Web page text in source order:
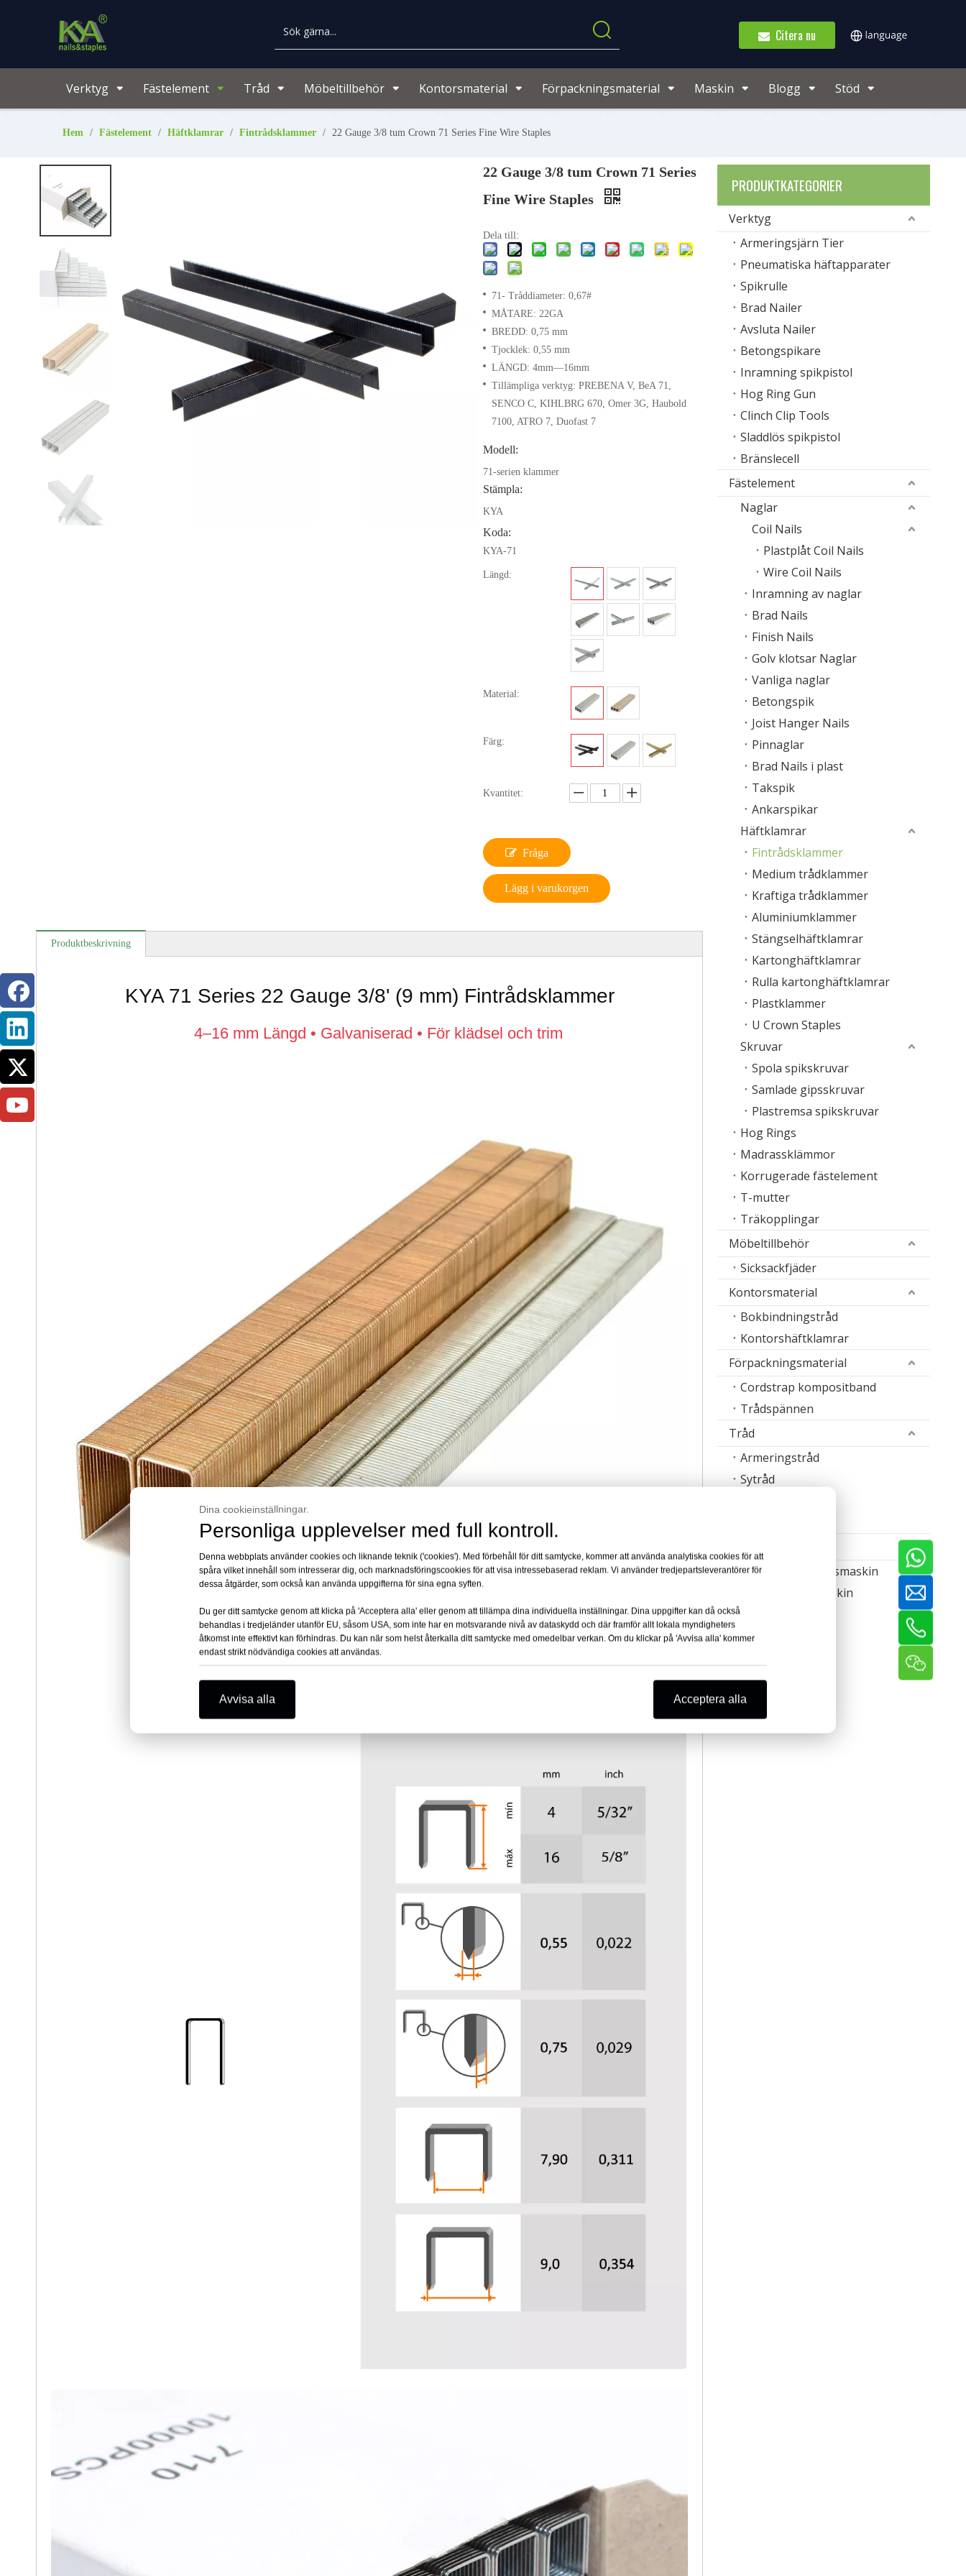
Citera nu
Verktyg Fästelement Tråd Möbeltillbehör Kontorsmaterial Förpackningsmaterial Maskin Blogg Stöd
Hem / Fästelement / Häftklamrar / Fintrådsklammer / 22 Gauge 3/8 tum Crown 71 Series Fine Wire Staples
22 Gauge 3/8 tum Crown 71 Series
Fine Wire Staples
Dela till:
71- Tråddiameter: 0,67#
MÅTARE: 22GA
BREDD: 0,75 mm
Tjocklek: 0,55 mm
LÄNGD: 4mm—16mm
Tillämpliga verktyg: PREBENA V, BeA 71,
SENCO C, KIHLBRG 670, Omer 3G, Haubold
7100, ATRO 7, Duofast 7
Modell:
71-serien klammer
Stämpla:
KYA
Koda:
KYA-71
Längd:
Material:
Färg:
Kvantitet:
Fråga
Lägg i varukorgen
Produktbeskrivning
KYA 71 Series 22 Gauge 3/8' (9 mm) Fintrådsklammer
4–16 mm Längd • Galvaniserad • För klädsel och trim
PRODUKTKATEGORIER
Verktyg
Armeringsjärn Tier
Pneumatiska häftapparater
Spikrulle
Brad Nailer
Avsluta Nailer
Betongspikare
Inramning spikpistol
Hog Ring Gun
Clinch Clip Tools
Sladdlös spikpistol
Bränslecell
Fästelement
Naglar
Coil Nails
Plastplåt Coil Nails
Wire Coil Nails
Inramning av naglar
Brad Nails
Finish Nails
Golv klotsar Naglar
Vanliga naglar
Betongspik
Joist Hanger Nails
Pinnaglar
Brad Nails i plast
Takspik
Ankarspikar
Häftklamrar
Fintrådsklammer
Medium trådklammer
Kraftiga trådklammer
Aluminiumklammer
Stängselhäftklamrar
Kartonghäftklamrar
Rulla kartonghäftklamrar
Plastklammer
U Crown Staples
Skruvar
Spola spikskruvar
Samlade gipsskruvar
Plastremsa spikskruvar
Hog Rings
Madrassklämmor
Korrugerade fästelement
T-mutter
Träkopplingar
Möbeltillbehör
Sicksackfjäder
Kontorsmaterial
Bokbindningstråd
Kontorshäftklamrar
Förpackningsmaterial
Cordstrap kompositband
Trådspännen
Tråd
Armeringstråd
Sytråd
Nageltillverkningsmaskin
Trådrullningsmaskin
Dina cookieinställningar.
Personliga upplevelser med full kontroll.
Denna webbplats använder cookies och liknande teknik ('cookies'). Med förbehåll för ditt samtycke, kommer att använda analytiska cookies för att
spåra vilket innehåll som intresserar dig, och marknadsföringscookies för att visa intressebaserad reklam. Vi använder tredjepartsleverantörer för
dessa åtgärder, som också kan använda uppgifterna för sina egna syften.
Du ger ditt samtycke genom att klicka på 'Acceptera alla' eller genom att tillämpa dina individuella inställningar. Dina uppgifter kan då också
behandlas i tredjeländer utanför EU, såsom USA, som inte har en motsvarande nivå av dataskydd och där framför allt lokala myndigheters
åtkomst inte effektivt kan förhindras. Du kan när som helst återkalla ditt samtycke med omedelbar verkan. Om du klickar på 'Avvisa alla' kommer
endast strikt nödvändiga cookies att användas.
Avvisa alla Acceptera alla